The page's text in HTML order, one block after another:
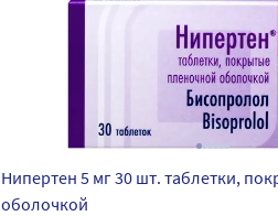
Нипертен 5 мг 30 шт. таблетки,
оболочкой